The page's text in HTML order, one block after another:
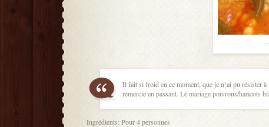
Il fait si froid en ce moment, que je n’ai pu résister
remercie en passant. Le mariage poivrons/haricots
Ingrédients: Pour 4 personnes